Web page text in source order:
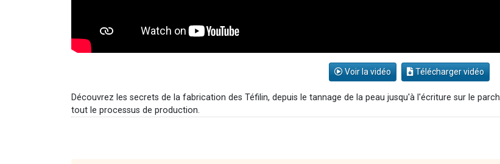
Voir la vidéo Télécharger vidéo
Découvrez les secrets de la fabrication des Téfilin, depuis le tannage de la peau jusqu'à l'écriture sur le
tout le processus de production.